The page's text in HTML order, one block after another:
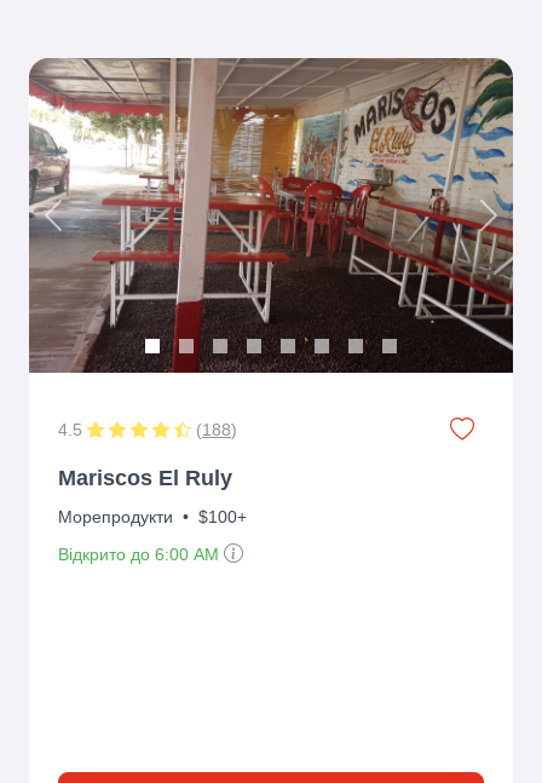
Previous Next
4.5 (188)
Mariscos El Ruly
Морепродукти • $100+
Відкрито до 6:00 AM